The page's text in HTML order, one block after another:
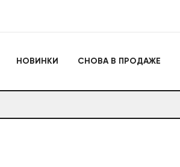
НОВИНКИ СНОВА В ПРОДАЖЕ
Настольные игры
Подарочные наборы
Слайм